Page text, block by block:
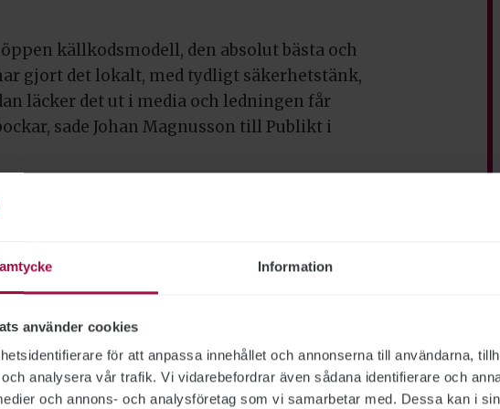
Information
använder cookies
för att anpassa innehållet och annonserna till användarna,
analysera vår trafik. Vi vidarebefordrar även sådana identifierare och
och annons- och analysföretag som vi samarbetar med. Dessa kan i
källkodsmodell, den absolut bästa och
gjort det lokalt, med tydligt säkerhetstänk,
läcker det ut i media och ledningen får
sade Johan Magnusson till Publikt i
1,5 miljoner personuppgifter från
trots att säkerhetsresan
anmälde hanteringen av
IMY, i mars. IMY
eftersom myndigheten inte ansåg att det
ytterligare åtgärder behövde vidtas.
bygger uppgiften om de
på ett missförstånd – det ska ha rört sig